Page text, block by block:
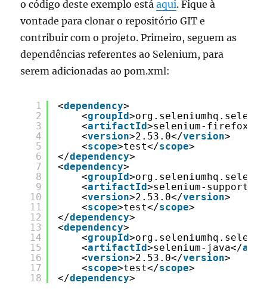
o código deste exemplo estáaqui. Fique à
vontade para clonar o repositório GIT e
contribuir com o projeto. Primeiro, seguem as
dependências referentes ao Selenium, para
serem adicionadas ao pom.xml:
1
2
3
4
5
6
7
8
9
10
11
12
13
14
15
16
17
18
<dependency>
<groupId
<artifactId>selenium-firefox-
<version>2.53.0</version>
<scope>test</scope>
</dependency>
<dependency>
<groupId
<artifactId>selenium-support</
<version>2.53.0</version>
<scope>test</scope>
</dependency>
<dependency>
<groupId
<artifactId>selenium-java</
<version>2.53.0</version>
<scope>test</scope>
</dependency>